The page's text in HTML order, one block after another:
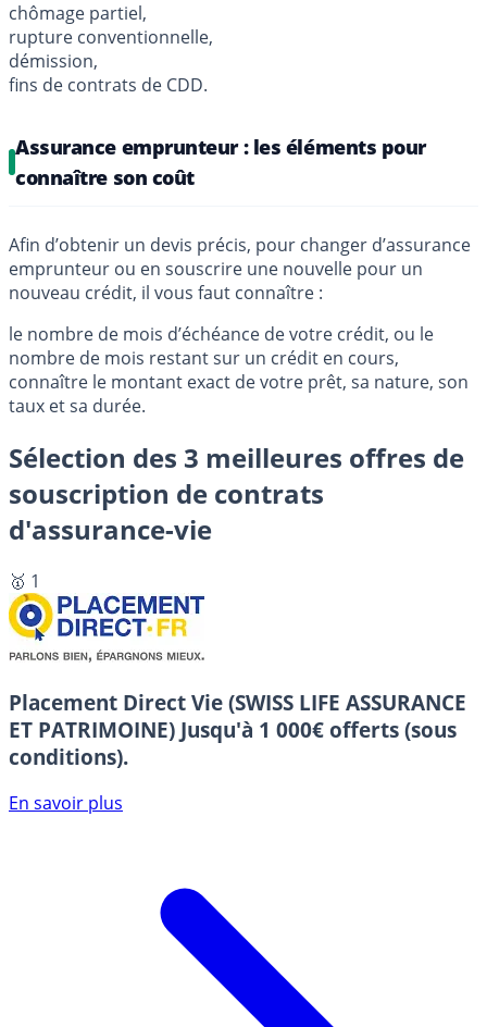
chômage partiel,
rupture conventionnelle,
démission,
fins de contrats de CDD.
Assurance emprunteur : les éléments pour
connaître son coût
Afin d’obtenir un devis précis, pour changer d’assurance
emprunteur ou en souscrire une nouvelle pour un
nouveau crédit, il vous faut connaître :
le nombre de mois d’échéance de votre crédit, ou le
nombre de mois restant sur un crédit en cours,
connaître le montant exact de votre prêt, sa nature, son
taux et sa durée.
Sélection des 3 meilleures offres de
souscription de contrats
d'assurance-vie
🥇 1
Placement Direct Vie (SWISS LIFE ASSURANCE
ET PATRIMOINE) Jusqu'à 1 000€ offerts (sous
conditions).
En savoir plus